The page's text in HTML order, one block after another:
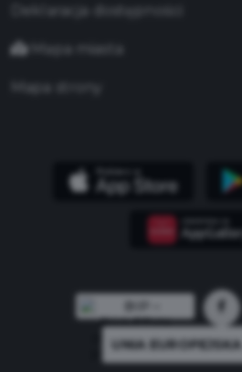
Deklaracja dostępności
Mapa miasta
Mapa strony
UNIA EUROPEJSKA